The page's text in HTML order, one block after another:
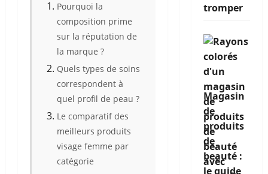
Pourquoi la
composition prime
sur la réputation de
la marque ?
Quels types de soins
correspondent à
quel profil de peau ?
Le comparatif des
meilleurs produits
visage femme par
catégorie
tromper
Magasin
de
produits
de
beauté :
le guide